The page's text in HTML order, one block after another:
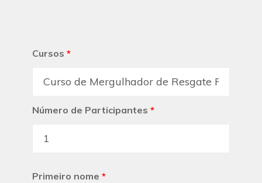
Cursos *
Número de Participantes *
Primeiro nome *